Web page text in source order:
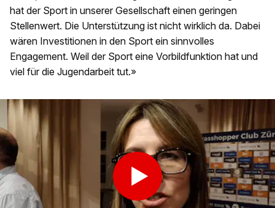
hat der Sport in unserer Gesellschaft einen geringen
Stellenwert. Die Unterstützung ist nicht wirklich da. Dabei
wären Investitionen in den Sport ein sinnvolles
Engagement. Weil der Sport eine Vorbildfunktion hat und
viel für die Jugendarbeit tut.»